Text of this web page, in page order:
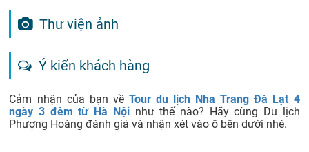
Thư viện ảnh
Ý kiến khách hàng
Cảm nhận của bạn về Tour du lịch Nha Trang Đà Lạt 4
ngày 3 đêm từ Hà Nộinhư thế nào? Hãy cùng Du lịch
Phượng Hoàng đánh giá và nhận xét vào ô bên dưới nhé.